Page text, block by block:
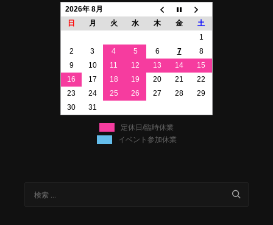
2026年 8月
日
月 火 水 木 金
土
1
2
3 4 5 6 7
8
9
10 11 12 13 14
15
16
17 18 19 20 21
22
23
24 25 26 27 28
29
30
31
定休日/臨時休業
イベント参加休業